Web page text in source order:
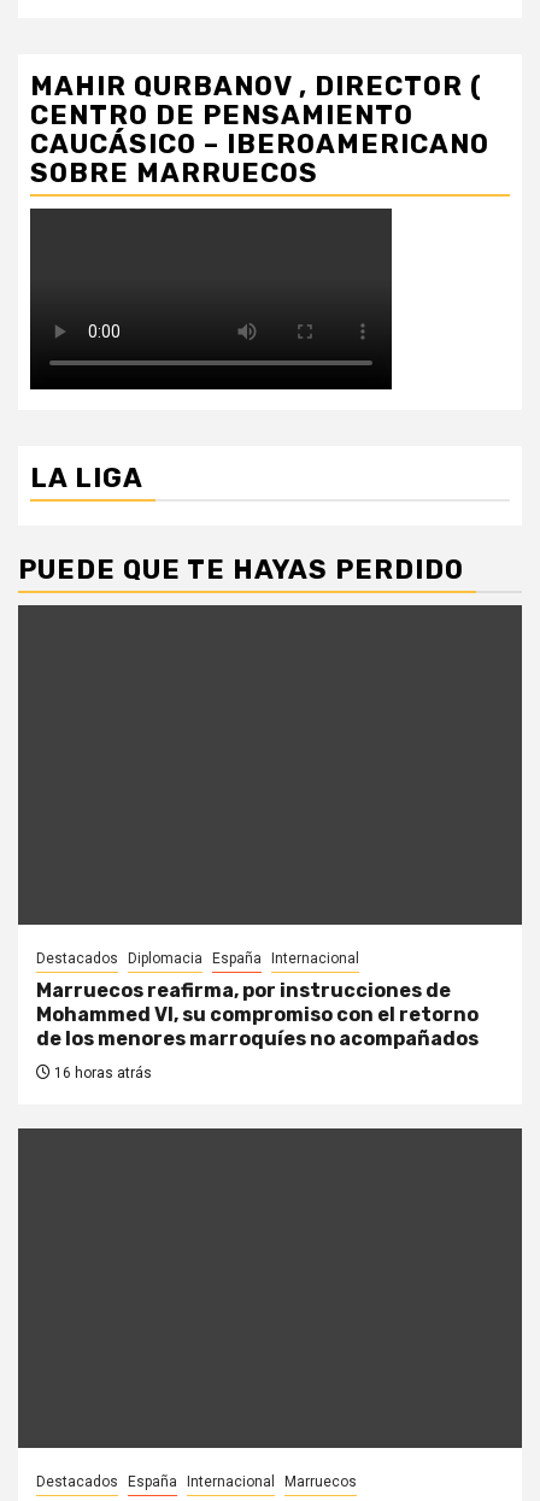
MAHIR QURBANOV , DIRECTOR (
CENTRO DE PENSAMIENTO
CAUCÁSICO – IBEROAMERICANO
SOBRE MARRUECOS
LA LIGA
PUEDE QUE TE HAYAS PERDIDO
Destacados Diplomacia España Internacional
Marruecos reafirma, por instrucciones de
Mohammed VI, su compromiso con el retorno
de los menores marroquíes no acompañados
16 horas atrás
Destacados España Internacional Marruecos